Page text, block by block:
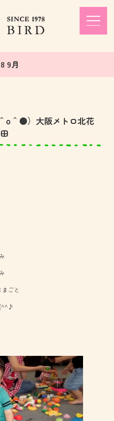
9月
＾●）大阪メトロ北花
田
ごと